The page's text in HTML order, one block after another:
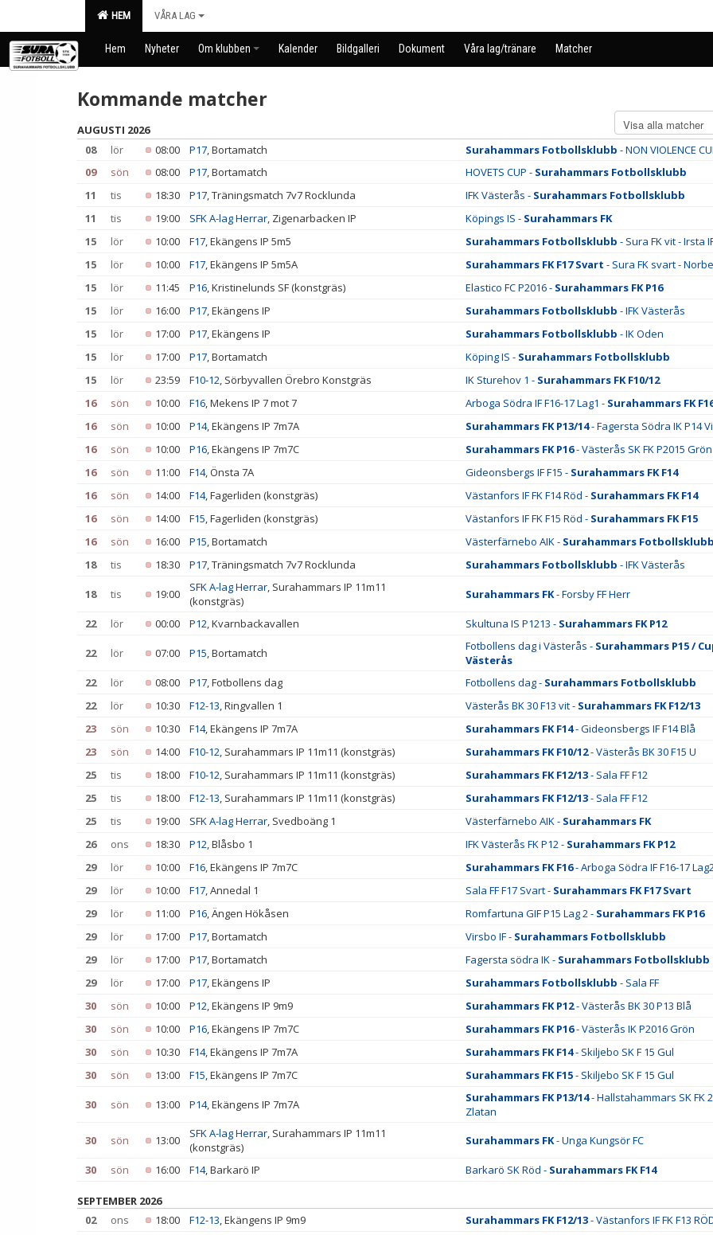
HEM VÅRA LAG
Hem Nyheter Om klubben Kalender Bildgalleri Dokument Våra lag/tränare Matcher
Kommande matcher
AUGUSTI 2026
08
lör 08:00 P17, Bortamatch Surahammars Fotbollsklubb - NON VIOLENCE
09
sön 08:00 P17, Bortamatch HOVETS CUP - Surahammars Fotbollsklubb
11
tis 18:30 P17, Träningsmatch 7v7 Rocklunda IFK Västerås - Surahammars Fotbollsklubb
11
tis 19:00 SFK A-lag Herrar, Zigenarbacken IP Köpings IS - Surahammars FK
15
lör 10:00 F17, Ekängens IP 5m5 Surahammars Fotbollsklubb - Sura FK vit - Irsta
15
lör 10:00 F17, Ekängens IP 5m5A Surahammars FK F17 Svart - Sura FK svart -
15
lör 11:45 P16, Kristinelunds SF (konstgräs) Elastico FC P2016 - Surahammars FK P16
15
lör 16:00 P17, Ekängens IP Surahammars Fotbollsklubb - IFK Västerås
15
lör 17:00 P17, Ekängens IP Surahammars Fotbollsklubb - IK Oden
15
lör 17:00 P17, Bortamatch Köping IS - Surahammars Fotbollsklubb
15
lör 23:59 F10-12, Sörbyvallen Örebro Konstgräs IK Sturehov 1 - Surahammars FK F10/12
16
sön 10:00 F16, Mekens IP 7 mot 7 Arboga Södra IF F16-17 Lag1 - Surahammars FK
16
sön 10:00 P14, Ekängens IP 7m7A Surahammars FK P13/14- Fagersta Södra IK P14
16
sön 10:00 P16, Ekängens IP 7m7C Surahammars FK P16- Västerås SK FK P2015 Grön
16
sön 11:00 F14, Önsta 7A Gideonsbergs IF F15 - Surahammars FK F14
16
sön 14:00 F14, Fagerliden (konstgräs) Västanfors IF FK F14 Röd - Surahammars FK F14
16
sön 14:00 F15, Fagerliden (konstgräs) Västanfors IF FK F15 Röd - Surahammars FK F15
16
sön 16:00 P15, Bortamatch Västerfärnebo AIK - Surahammars Fotbollsklubb
18
tis 18:30 P17, Träningsmatch 7v7 Rocklunda Surahammars Fotbollsklubb - IFK Västerås
18 tis 19:00 SFK A-lag Herrar, Surahammars IP 11m11
(konstgräs)
Surahammars FK- Forsby FF Herr
22 lör 00:00 P12, Kvarnbackavallen Skultuna IS P1213 - Surahammars FK P12
22 lör 07:00 P15, Bortamatch Fotbollens dag i Västerås - Surahammars P15 /
Västerås
22 lör 08:00 P17, Fotbollens dag Fotbollens dag - Surahammars Fotbollsklubb
22
lör 10:30 F12-13, Ringvallen 1 Västerås BK 30 F13 vit - Surahammars FK F12/13
23
sön 10:30 F14, Ekängens IP 7m7A Surahammars FK F14- Gideonsbergs IF F14 Blå
23
sön 14:00 F10-12, Surahammars IP 11m11 (konstgräs) Surahammars FK F10/12- Västerås BK 30 F15 U
25
tis 18:00 F10-12, Surahammars IP 11m11 (konstgräs) Surahammars FK F12/13- Sala FF F12
25
tis 18:00 F12-13, Surahammars IP 11m11 (konstgräs) Surahammars FK F12/13- Sala FF F12
25
tis 19:00 SFK A-lag Herrar, Svedboäng 1 Västerfärnebo AIK - Surahammars FK
26
ons 18:30 P12, Blåsbo 1 IFK Västerås FK P12 - Surahammars FK P12
29
lör 10:00 F16, Ekängens IP 7m7C Surahammars FK F16- Arboga Södra IF F16-17
29
lör 10:00 F17, Annedal 1 Sala FF F17 Svart - Surahammars FK F17 Svart
29
lör 11:00 P16, Ängen Hökåsen Romfartuna GIF P15 Lag 2 - Surahammars FK P16
29
lör 17:00 P17, Bortamatch Virsbo IF - Surahammars Fotbollsklubb
29
lör 17:00 P17, Bortamatch Fagersta södra IK - Surahammars Fotbollsklubb
29
lör 17:00 P17, Ekängens IP Surahammars Fotbollsklubb - Sala FF
30
sön 10:00 P12, Ekängens IP 9m9 Surahammars FK P12- Västerås BK 30 P13 Blå
30
sön 10:00 P16, Ekängens IP 7m7C Surahammars FK P16- Västerås IK P2016 Grön
30
sön 10:30 F14, Ekängens IP 7m7A Surahammars FK F14- Skiljebo SK F 15 Gul
30
sön 13:00 F15, Ekängens IP 7m7C Surahammars FK F15- Skiljebo SK F 15 Gul
30 sön 13:00 P14, Ekängens IP 7m7A Surahammars FK P13/14- Hallstahammars SK FK
Zlatan
30 sön 13:00 SFK A-lag Herrar, Surahammars IP 11m11
(konstgräs)
Surahammars FK- Unga Kungsör FC
30 sön 16:00 F14, Barkarö IP Barkarö SK Röd - Surahammars FK F14
SEPTEMBER 2026
02
ons 18:00 F12-13, Ekängens IP 9m9 Surahammars FK F12/13- Västanfors IF FK F13